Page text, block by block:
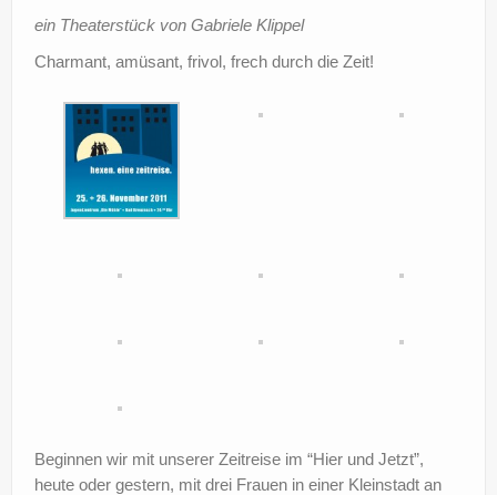
ein Theaterstück von Gabriele Klippel
Charmant, amüsant, frivol, frech durch die Zeit!
Beginnen wir mit unserer Zeitreise im “Hier und Jetzt”,
heute oder gestern, mit drei Frauen in einer Kleinstadt an